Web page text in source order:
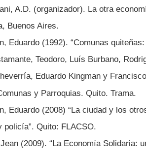
A.D. (organizador). La otra
Buenos Aires.
Eduardo (1992). “Comunas
Teodoro, Luís Burbano,
Eduardo Kingman y
y Parroquias. Quito. Trama.
Eduardo (2008) “La ciudad y los
policía”. Quito: FLACSO.
(2009). “La Economía Solidaria: